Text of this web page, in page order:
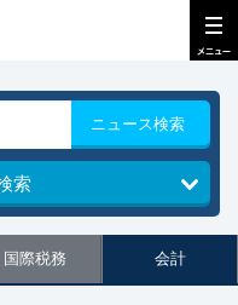
ニュース検索
索
国際税務 会計